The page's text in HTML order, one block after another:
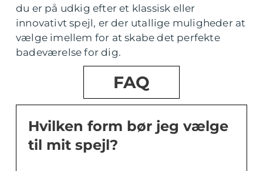
du er på udkig efter et klassisk eller
innovativt spejl, er der utallige muligheder at
vælge imellem for at skabe det perfekte
badeværelse for dig.
FAQ
Hvilken form bør jeg vælge
til mit spejl?